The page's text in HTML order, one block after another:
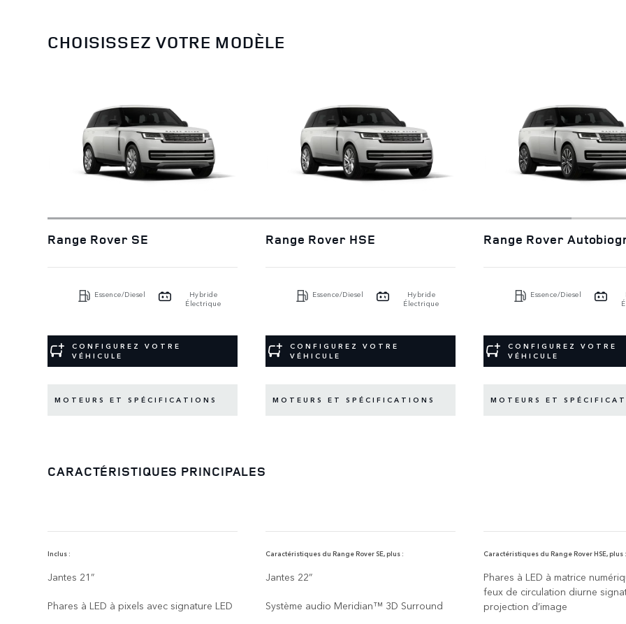
CHOISISSEZ VOTRE MODÈLE
Range Rover SE
Essence/Diesel
Hybride
Électrique
CONFIGUREZ VOTRE
VÉHICULE
MOTEURS ET SPÉCIFICATIONS
Range Rover HSE
Essence/Diesel
Hybride
Électrique
CONFIGUREZ VOTRE
VÉHICULE
MOTEURS ET SPÉCIFICATIONS
Range Rover
Essence/Diesel
CONFIGUREZ VOTRE
VÉHICULE
MOTEURS ET
CARACTÉRISTIQUES PRINCIPALES
Inclus :
Jantes 21”
Phares à LED à pixels avec signature LED
Caractéristiques du Range Rover SE, plus :
Jantes 22”
Système audio Meridian™ 3D Surround
Caractéristiques du Range Rover HSE, plus :
Phares à LED à matrice
feux de circulation diurne
projection d’image